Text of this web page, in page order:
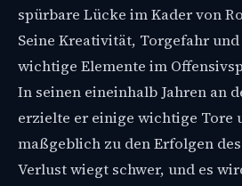
spürbare Lücke im Kader von
Seine Kreativität, Torgefahr
wichtige Elemente im
In seinen eineinhalb Jahren an
erzielte er einige wichtige Tore
maßgeblich zu den Erfolgen
Verlust wiegt schwer, und es